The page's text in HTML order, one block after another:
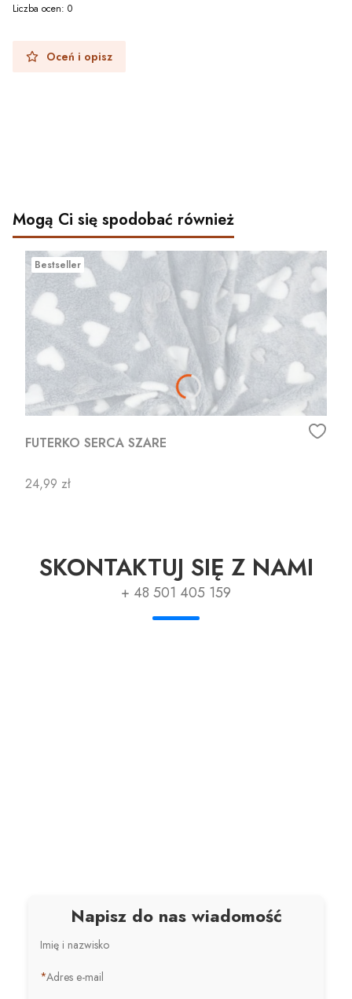
Liczba ocen: 0
Oceń i opisz
Mogą Ci się spodobać również
Bestseller
FUTERKO SERCA SZARE
Cena
24,99 zł
SKONTAKTUJ SIĘ Z NAMI
+ 48 501 405 159
Napisz do nas wiadomość
Imię i nazwisko
*Adres e-mail